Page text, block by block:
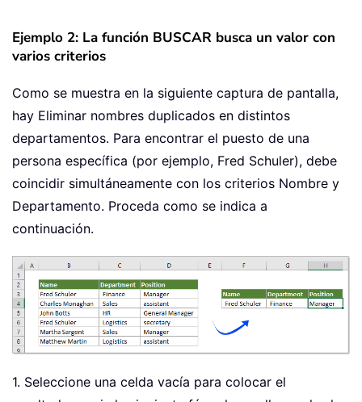
Ejemplo 2: La función BUSCAR busca un valor con
varios criterios
Como se muestra en la siguiente captura de pantalla,
hay Eliminar nombres duplicados en distintos
departamentos. Para encontrar el puesto de una
persona específica (por ejemplo, Fred Schuler), debe
coincidir simultáneamente con los criterios Nombre y
Departamento. Proceda como se indica a
continuación.
1. Seleccione una celda vacía para colocar el